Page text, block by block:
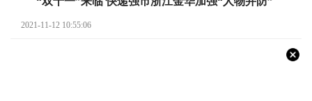
2021-11-12 10:55:06